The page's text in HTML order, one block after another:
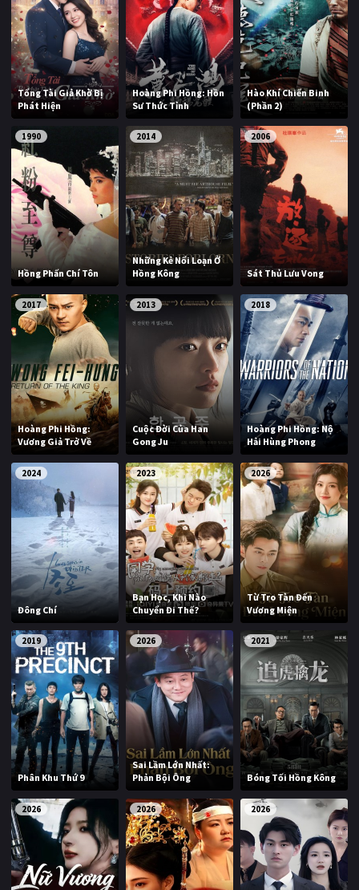
Tổng Tài Giả Khờ Bị
Phát Hiện
Hoàng Phi Hồng: Hồn
Sư Thức Tỉnh
Hào Khí Chiến Binh
(Phần 2)
1990
Hồng Phấn Chí Tôn
2014
Những Kẻ Nổi Loạn Ở
Hồng Kông
2006
Sát Thủ Lưu Vong
2017
Hoàng Phi Hồng:
Vương Giả Trở Về
2013
Cuộc Đời Của Han
Gong Ju
2018
Hoàng Phi Hồng: Nộ
Hải Hùng Phong
2024
Đông Chí
2023
Bạn Học, Khi Nào
Chuyển Đi Thế?
2026
Từ Tro Tàn Đến
Vương Miện
2019
Phân Khu Thứ 9
2026
Sai Lầm Lớn Nhất:
Phản Bội Ông
2021
Bóng Tối Hồng Kông
2026 2026 2026